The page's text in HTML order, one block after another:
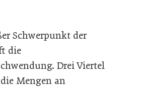
Schwerpunkt der
die
Drei Viertel
Mengen an